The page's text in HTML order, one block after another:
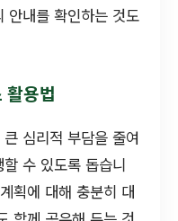
안내를 확인하는 것도
활용법
심리적 부담을 줄여
수 있도록 돕습니
획에 대해 충분히 대